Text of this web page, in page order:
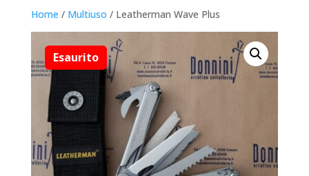
Home / Multiuso / Leatherman Wave Plus